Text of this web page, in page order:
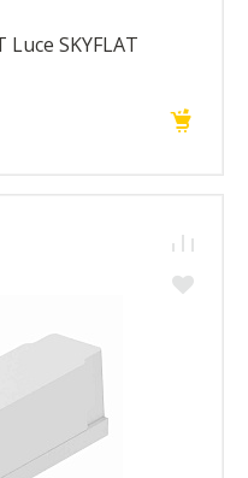
SKYFLAT